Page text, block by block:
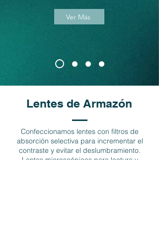
Ver Más
Lentes de Armazón
Confeccionamos lentes con filtros de
absorción selectiva para incrementar el
contraste y evitar el deslumbramiento.
Lentes microscópicos para lectura y